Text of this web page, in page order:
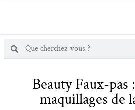
Beauty Faux-pas
maquillages de